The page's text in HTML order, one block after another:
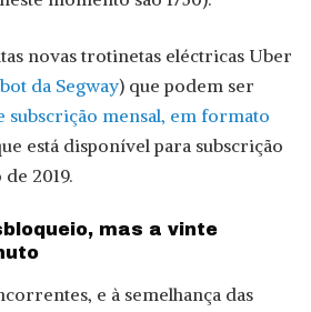
novas trotinetas eléctricas Uber
da Segway) que podem ser
subscrição mensal, em formato
está disponível para subscrição
2019.
mas a vinte
e à semelhança das